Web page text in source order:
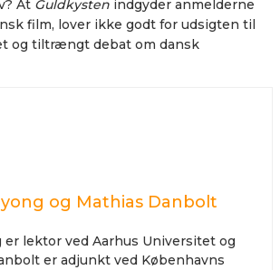
At Guldkysten indgyder anmelderne
film, lover ikke godt for udsigten til
og tiltrængt debat om dansk
og Mathias Danbolt
er lektor ved Aarhus Universitet og
er adjunkt ved Københavns